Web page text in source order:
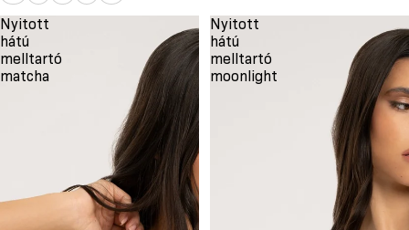
Nyitott
hátú
melltartó
matcha
Nyitott
hátú
melltartó
moonlight